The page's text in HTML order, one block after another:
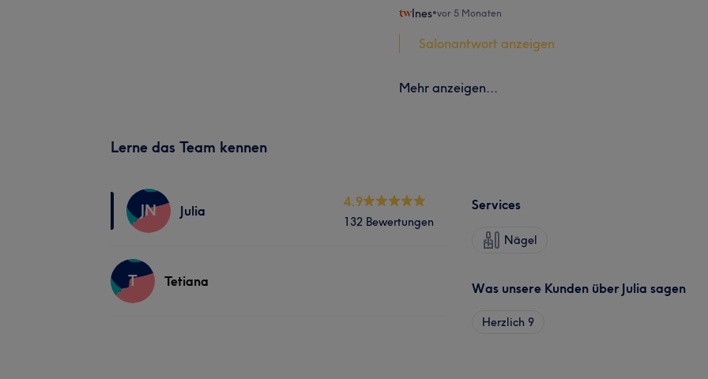
Ines•vor 5 Monaten
Salonantwort anzeigen
Mehr anzeigen...
Lerne das Team kennen
JN Julia
4.9
132 Bewertungen
T Tetiana
Services
Nägel
Was unsere Kunden über Julia sagen
Herzlich 9